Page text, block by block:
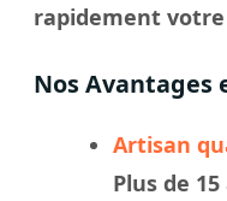
rapidement votre
Nos Avantages
Artisan
Plus de